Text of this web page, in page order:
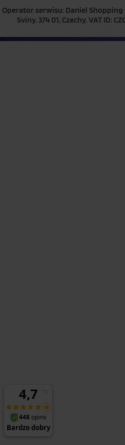
Operator serwisu: Daniel Shopping
Sviny, 374 01, Czechy, VAT ID: